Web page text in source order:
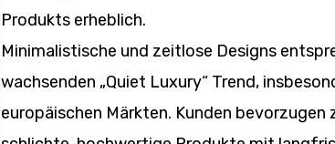
Produkts erheblich.
Minimalistische und zeitlose Designs
wachsenden „Quiet Luxury“ Trend,
europäischen Märkten. Kunden bevorzugen